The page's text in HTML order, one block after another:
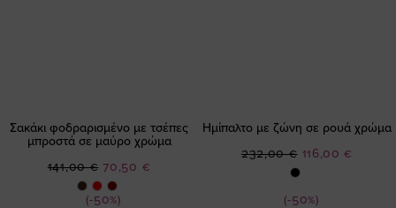
Σακάκι φοδραρισμένο με τσέπες
μπροστά σε μαύρο χρώμα
(-50%)
Ειδική
Τιμή
70,50 €
141,00 €
Ημίπαλτο με ζώνη σε ρουά χρώμα
(-50%)
Ειδική
116,00 €
232,00 €